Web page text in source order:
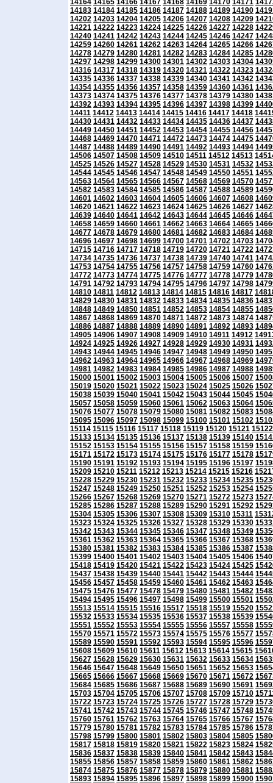
14164 14165 14166 14167 14168 14169 14170 14171
14183 14184 14185 14186 14187 14188 14189 14190
14202 14203 14204 14205 14206 14207 14208 14209
14221 14222 14223 14224 14225 14226 14227 14228
14240 14241 14242 14243 14244 14245 14246 14247
14259 14260 14261 14262 14263 14264 14265 14266
14278 14279 14280 14281 14282 14283 14284 14285
14297 14298 14299 14300 14301 14302 14303 14304
14316 14317 14318 14319 14320 14321 14322 14323
14335 14336 14337 14338 14339 14340 14341 14342
14354 14355 14356 14357 14358 14359 14360 14361
14373 14374 14375 14376 14377 14378 14379 14380
14392 14393 14394 14395 14396 14397 14398 14399
14411 14412 14413 14414 14415 14416 14417 14418
14430 14431 14432 14433 14434 14435 14436 14437
14449 14450 14451 14452 14453 14454 14455 14456
14468 14469 14470 14471 14472 14473 14474 14475
14487 14488 14489 14490 14491 14492 14493 14494
14506 14507 14508 14509 14510 14511 14512 14513
14525 14526 14527 14528 14529 14530 14531 14532
14544 14545 14546 14547 14548 14549 14550 14551
14563 14564 14565 14566 14567 14568 14569 14570
14582 14583 14584 14585 14586 14587 14588 14589
14601 14602 14603 14604 14605 14606 14607 14608
14620 14621 14622 14623 14624 14625 14626 14627
14639 14640 14641 14642 14643 14644 14645 14646
14658 14659 14660 14661 14662 14663 14664 14665
14677 14678 14679 14680 14681 14682 14683 14684
14696 14697 14698 14699 14700 14701 14702 14703
14715 14716 14717 14718 14719 14720 14721 14722
14734 14735 14736 14737 14738 14739 14740 14741
14753 14754 14755 14756 14757 14758 14759 14760
14772 14773 14774 14775 14776 14777 14778 14779
14791 14792 14793 14794 14795 14796 14797 14798
14810 14811 14812 14813 14814 14815 14816 14817
14829 14830 14831 14832 14833 14834 14835 14836
14848 14849 14850 14851 14852 14853 14854 14855
14867 14868 14869 14870 14871 14872 14873 14874
14886 14887 14888 14889 14890 14891 14892 14893
14905 14906 14907 14908 14909 14910 14911 14912
14924 14925 14926 14927 14928 14929 14930 14931
14943 14944 14945 14946 14947 14948 14949 14950
14962 14963 14964 14965 14966 14967 14968 14969
14981 14982 14983 14984 14985 14986 14987 14988
15000 15001 15002 15003 15004 15005 15006 15007
15019 15020 15021 15022 15023 15024 15025 15026
15038 15039 15040 15041 15042 15043 15044 15045
15057 15058 15059 15060 15061 15062 15063 15064
15076 15077 15078 15079 15080 15081 15082 15083
15095 15096 15097 15098 15099 15100 15101 15102
15114 15115 15116 15117 15118 15119 15120 15121 15122
15133 15134 15135 15136 15137 15138 15139 15140
15152 15153 15154 15155 15156 15157 15158 15159
15171 15172 15173 15174 15175 15176 15177 15178
15190 15191 15192 15193 15194 15195 15196 15197
15209 15210 15211 15212 15213 15214 15215 15216
15228 15229 15230 15231 15232 15233 15234 15235
15247 15248 15249 15250 15251 15252 15253 15254
15266 15267 15268 15269 15270 15271 15272 15273
15285 15286 15287 15288 15289 15290 15291 15292
15304 15305 15306 15307 15308 15309 15310 15311
15323 15324 15325 15326 15327 15328 15329 15330
15342 15343 15344 15345 15346 15347 15348 15349
15361 15362 15363 15364 15365 15366 15367 15368
15380 15381 15382 15383 15384 15385 15386 15387
15399 15400 15401 15402 15403 15404 15405 15406
15418 15419 15420 15421 15422 15423 15424 15425
15437 15438 15439 15440 15441 15442 15443 15444
15456 15457 15458 15459 15460 15461 15462 15463
15475 15476 15477 15478 15479 15480 15481 15482
15494 15495 15496 15497 15498 15499 15500 15501
15513 15514 15515 15516 15517 15518 15519 15520
15532 15533 15534 15535 15536 15537 15538 15539
15551 15552 15553 15554 15555 15556 15557 15558
15570 15571 15572 15573 15574 15575 15576 15577
15589 15590 15591 15592 15593 15594 15595 15596
15608 15609 15610 15611 15612 15613 15614 15615
15627 15628 15629 15630 15631 15632 15633 15634
15646 15647 15648 15649 15650 15651 15652 15653
15665 15666 15667 15668 15669 15670 15671 15672
15684 15685 15686 15687 15688 15689 15690 15691
15703 15704 15705 15706 15707 15708 15709 15710
15722 15723 15724 15725 15726 15727 15728 15729
15741 15742 15743 15744 15745 15746 15747 15748
15760 15761 15762 15763 15764 15765 15766 15767
15779 15780 15781 15782 15783 15784 15785 15786
15798 15799 15800 15801 15802 15803 15804 15805
15817 15818 15819 15820 15821 15822 15823 15824
15836 15837 15838 15839 15840 15841 15842 15843
15855 15856 15857 15858 15859 15860 15861 15862
15874 15875 15876 15877 15878 15879 15880 15881
15893 15894 15895 15896 15897 15898 15899 15900